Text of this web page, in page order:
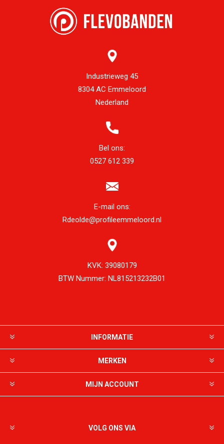
Industrieweg 45
8304 AC Emmeloord
Nederland
Bel ons:
0527 612 339
E-mail ons:
Rdeolde@profileemmeloord.nl
KVK: 39080179
BTW Nummer: NL815213232B01
INFORMATIE
MERKEN
MIJN ACCOUNT
VOLG ONS VIA